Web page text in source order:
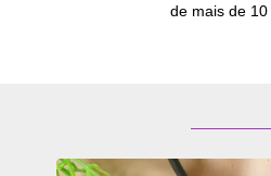
de mais de